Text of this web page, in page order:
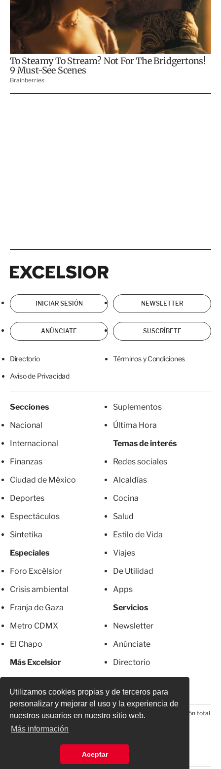
Utilizamos cookies propias y de terceros para
personalizar y mejorar el uso y la experiencia de
nuestros usuarios en nuestro sitio web.
Más información
Aceptar
INICIAR SESIÓN NEWSLETTER
ANÚNCIATE SUSCRÍBETE
Directorio Términos y Condiciones
Aviso de Privacidad
Secciones
Nacional
Internacional
Finanzas
Ciudad de México
Deportes
Espectáculos
Sintetika
Especiales
Foro Excélsior
Crisis ambiental
Franja de Gaza
Metro CDMX
El Chapo
Más Excelsior
Suplementos
Última Hora
Temas de interés
Redes sociales
Alcaldías
Cocina
Salud
Estilo de Vida
Viajes
De Utilidad
Apps
Servicios
Newsletter
Anúnciate
Directorio
© 2026 Todos los derechos reservados. Prohibida la reproducción total
o parcial, incluyendo cualquier medio electrónico*